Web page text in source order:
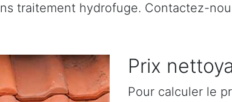
traitement hydrofuge. Contactez-
Prix
Pour calculer le